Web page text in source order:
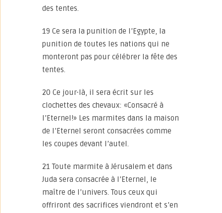
des tentes.
19 Ce sera la punition de l’Egypte, la
punition de toutes les nations qui ne
monteront pas pour célébrer la fête des
tentes.
20 Ce jour-là, il sera écrit sur les
clochettes des chevaux: «Consacré à
l’Eternel!» Les marmites dans la maison
de l’Eternel seront consacrées comme
les coupes devant l’autel.
21 Toute marmite à Jérusalem et dans
Juda sera consacrée à l’Eternel, le
maître de l’univers. Tous ceux qui
offriront des sacrifices viendront et s’en